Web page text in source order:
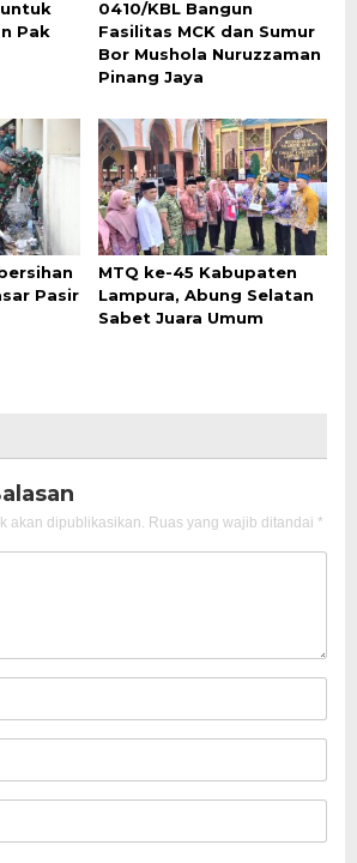
untuk
Pak
0410/KBL Bangun
Fasilitas MCK dan Sumur
Bor Mushola Nuruzzaman
Pinang Jaya
Pasir
MTQ ke-45 Kabupaten
Lampura, Abung Selatan
Sabet Juara Umum
akan dipublikasikan. Ruas yang wajib ditandai *